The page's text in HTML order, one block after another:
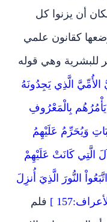
أن يزنوا كل
كقانون علمي
للبشرية وهي قوله
الأُمِّيَّ الَّذِي يَجِدُونَهُ
يَأْمُرُهُم بِالْمَعْرُوفِ
وَيُحَرِّمُ عَلَيْهِمُ
الَّتِي كَانَتْ عَلَيْهِمْ
النُّورَ الَّذِيَ أُنزِلَ
]
فلم